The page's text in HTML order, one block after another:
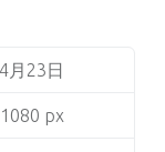
月23日
px